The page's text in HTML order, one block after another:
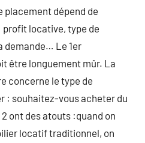
placement dépend de
profit locative, type de
demande… Le 1er
être longuement mûr. La
concerne le type de
: souhaitez-vous acheter du
2 ont des atouts :quand on
locatif traditionnel, on